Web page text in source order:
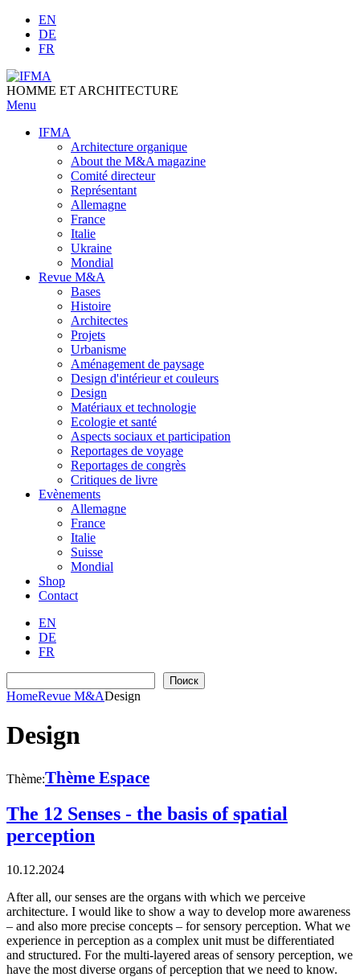
Skip
content
EN
DE
FR
HOMME ET ARCHITECTURE
Menu
IFMA
Architecture organique
Аbout the M&A magazine
Comité directeur
Représentant
Allemagne
France
Italie
Ukraine
Mondial
Revue M&A
Bases
Histoire
Architectes
Projets
Urbanisme
Aménagement de paysage
Design d'intérieur et couleurs
Design
Matériaux et technologie
Ecologie et santé
Aspects sociaux et participation
Reportages de voyage
Reportages de congrès
Critiques de livre
Evènements
Allemagne
France
Italie
Suisse
Mondial
Shop
Contact
EN
DE
FR
Поиск
HomeRevue M&ADesign
Design
Thème:Thème Espace
The 12 Senses - the basis of spatial
perception
10.12.2024
After all, our senses are the organs with which we perceive
architecture. I would like to show a way to develop more awareness
– and also more precise concepts – for sensory perception. What we
experience in perception as a complex unit must be differentiated
and structured. For the multi-layered areas of sensory perception, we
have the most diverse organs of perception that we need to know.